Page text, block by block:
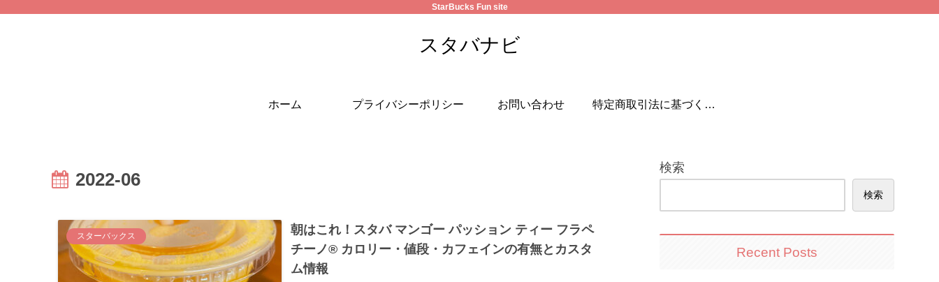
StarBucks Fun site
スタバナビ
ホーム プライバシーポリシー お問い合わせ 特定商取引法に基づく表
2022-06
スターバックス
朝はこれ！スタバ マンゴー パッション ティー フラペ
チーノ® カロリー・値段・カフェインの有無とカスタ
ム情報
検索
検索
Recent Posts